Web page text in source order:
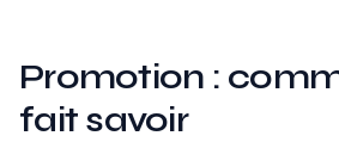
Promotion :
fait savoir